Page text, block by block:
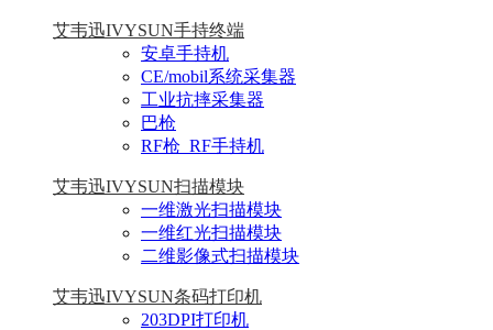
艾韦迅IVYSUN手持终端
安卓手持机
CE/mobil系统采集器
工业抗摔采集器
巴枪
RF枪_RF手持机
艾韦迅IVYSUN扫描模块
一维激光扫描模块
一维红光扫描模块
二维影像式扫描模块
艾韦迅IVYSUN条码打印机
203DPI打印机